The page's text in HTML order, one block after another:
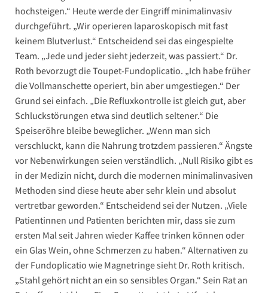
hochsteigen.“ Heute werde der Eingriff minimalinvasiv
durchgeführt. „Wir operieren laparoskopisch mit fast
keinem Blutverlust.“ Entscheidend sei das eingespielte
Team. „Jede und jeder sieht jederzeit, was passiert.“ Dr.
Roth bevorzugt die Toupet-Fundoplicatio. „Ich habe früher
die Vollmanschette operiert, bin aber umgestiegen.“ Der
Grund sei einfach. „Die Refluxkontrolle ist gleich gut, aber
Schluckstörungen etwa sind deutlich seltener.“ Die
Speiseröhre bleibe beweglicher. „Wenn man sich
verschluckt, kann die Nahrung trotzdem passieren.“ Ängste
vor Nebenwirkungen seien verständlich. „Null Risiko gibt es
in der Medizin nicht, durch die modernen minimalinvasiven
Methoden sind diese heute aber sehr klein und absolut
vertretbar geworden.“ Entscheidend sei der Nutzen. „Viele
Patientinnen und Patienten berichten mir, dass sie zum
ersten Mal seit Jahren wieder Kaffee trinken können oder
ein Glas Wein, ohne Schmerzen zu haben.“ Alternativen zu
der Fundoplicatio wie Magnetringe sieht Dr. Roth kritisch.
„Stahl gehört nicht an ein so sensibles Organ.“ Sein Rat an